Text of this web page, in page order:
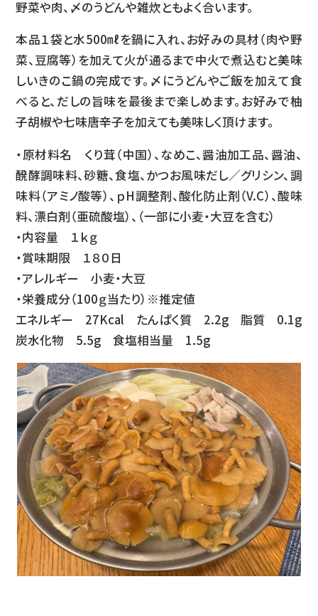
野菜や肉、〆のうどんや雑炊ともよく合います。
本品１袋と水500㎖を鍋に入れ、お好みの具材（肉や野
菜、豆腐等）を加えて火が通るまで中火で煮込むと美味
しいきのこ鍋の完成です。〆にうどんやご飯を加えて食
べると、だしの旨味を最後まで楽しめます。お好みで柚
子胡椒や七味唐辛子を加えても美味しく頂けます。
・原材料名 くり茸（中国）、なめこ、醤油加工品、醤油、
醗酵調味料、砂糖、食塩、かつお風味だし／グリシン、調
味料（アミノ酸等）、ｐH調整剤、酸化防止剤（V.C）、酸味
料、漂白剤（亜硫酸塩）、（一部に小麦・大豆を含む）
・内容量 １ｋｇ
・賞味期限 １８０日
・アレルギー 小麦・大豆
・栄養成分（100ｇ当たり）※推定値
エネルギー 27Kcal たんぱく質 2.2g 脂質 0.1g
炭水化物 5.5g 食塩相当量 1.5g